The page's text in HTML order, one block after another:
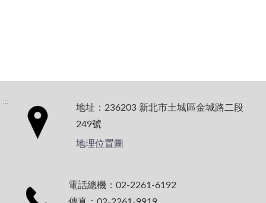
:::
地址：236203 新北市土城區金城路二段
249號
地理位置圖
電話總機：02-2261-6192